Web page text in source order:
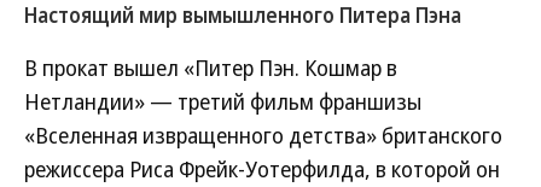
Настоящий мир вымышленного Питера Пэна
В прокат вышел «Питер Пэн. Кошмар в
Нетландии» — третий фильм франшизы
«Вселенная извращенного детства» британского
режиссера Риса Фрейк-Уотерфилда, в которой он